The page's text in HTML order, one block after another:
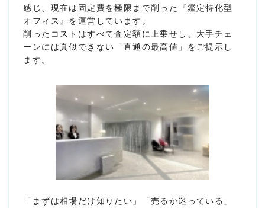
感じ、現在は固定費を極限まで削った『鑑定特化型
オフィス』を運営しています。
削ったコストはすべて査定額に上乗せし、大手チェ
ーンには真似できない「直通の最高値」をご提示し
ます。
「まずは相場だけ知りたい」「売るか迷っている」